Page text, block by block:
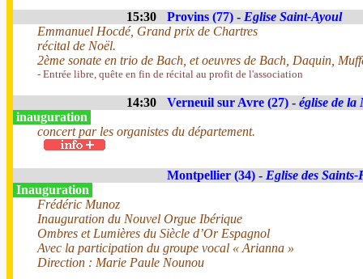
15:30 Provins (77) - Eglise Saint-Ayoul
Emmanuel Hocdé, Grand prix de Chartres
récital de Noël.
2ème sonate en trio de Bach, et oeuvres de Bach, Daquin,
- Entrée libre, quête en fin de récital au profit de l'association
14:30 Verneuil sur Avre (27) - église de la
inauguration
concert par les organistes du département.
Montpellier (34) - Eglise des
Inauguration
Frédéric Munoz
Inauguration du Nouvel Orgue Ibérique
Ombres et Lumières du Siècle d’Or Espagnol
Avec la participation du groupe vocal « Arianna »
Direction : Marie Paule Nounou